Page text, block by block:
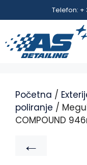
Telefon: +
Početna /
poliranje /
COMPOUND
←